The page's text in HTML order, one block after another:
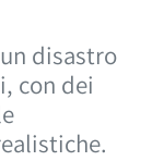
disastro
con dei